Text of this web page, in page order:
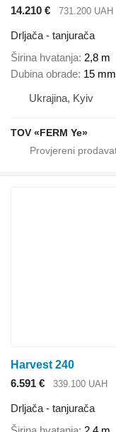
14.210 € 731.200 UAH
Drljača - tanjurača
Širina hvatanja 2,8 m
Dubina obrade 15 mm
Ukrajina, Kyiv
TOV «FERM Ye»
Harvest 240
6.591 €
339.100 UAH
Drljača - tanjurača